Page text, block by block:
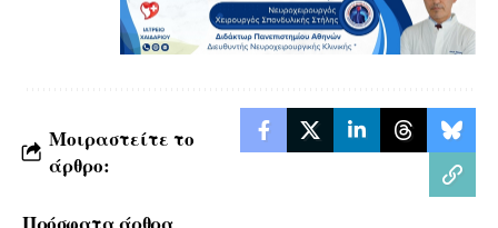
Μοιραστείτε το
άρθρο: